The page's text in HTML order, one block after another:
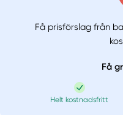
Få prisförslag från
Få
Helt kostnadsfritt